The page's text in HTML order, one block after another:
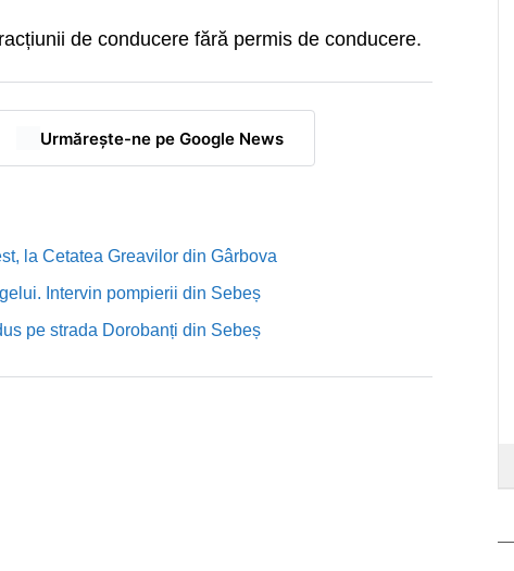
de conducere fără permis de conducere.
Urmărește-ne pe Google News
la Cetatea Greavilor din Gârbova
Intervin pompierii din Sebeș
pe strada Dorobanți din Sebeș